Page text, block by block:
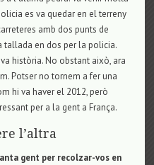
es va quedar en el terreny
amb dos punts de
tallada en dos per la policia.
història. No obstant això, ara
Potser no tornem a fer una
hi va haver el 2012, però
per a la gent a França.
l’altra
gent per recolzar-vos en